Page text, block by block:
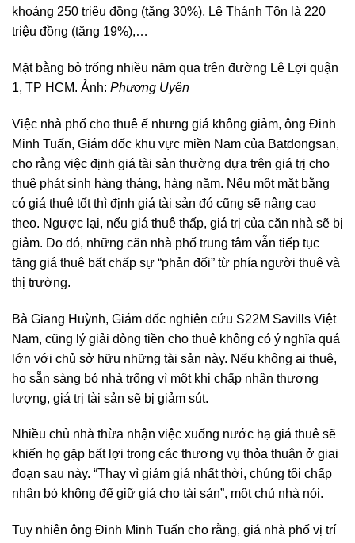
khoảng 250 triệu đồng (tăng 30%), Lê Thánh Tôn là 220
triệu đồng (tăng 19%),…
Mặt bằng bỏ trống nhiều năm qua trên đường Lê Lợi quận
1, TP HCM. Ảnh: Phương Uyên
Việc nhà phố cho thuê ế nhưng giá không giảm, ông Đinh
Minh Tuấn, Giám đốc khu vực miền Nam của Batdongsan,
cho rằng việc định giá tài sản thường dựa trên giá trị cho
thuê phát sinh hàng tháng, hàng năm. Nếu một mặt bằng
có giá thuê tốt thì định giá tài sản đó cũng sẽ nâng cao
theo. Ngược lại, nếu giá thuê thấp, giá trị của căn nhà sẽ bị
giảm. Do đó, những căn nhà phố trung tâm vẫn tiếp tục
tăng giá thuê bất chấp sự “phản đối” từ phía người thuê và
thị trường.
Bà Giang Huỳnh, Giám đốc nghiên cứu S22M Savills Việt
Nam, cũng lý giải dòng tiền cho thuê không có ý nghĩa quá
lớn với chủ sở hữu những tài sản này. Nếu không ai thuê,
họ sẵn sàng bỏ nhà trống vì một khi chấp nhận thương
lượng, giá trị tài sản sẽ bị giảm sút.
Nhiều chủ nhà thừa nhận việc xuống nước hạ giá thuê sẽ
khiến họ gặp bất lợi trong các thương vụ thỏa thuận ở giai
đoạn sau này. “Thay vì giảm giá nhất thời, chúng tôi chấp
nhận bỏ không để giữ giá cho tài sản”, một chủ nhà nói.
Tuy nhiên ông Đinh Minh Tuấn cho rằng, giá nhà phố vị trí